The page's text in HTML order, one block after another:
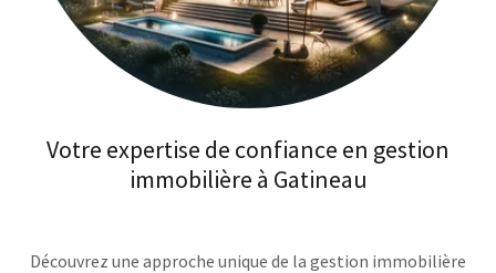
Votre expertise de confiance en gestion
immobilière à Gatineau
Découvrez une approche unique de la gestion immobilière